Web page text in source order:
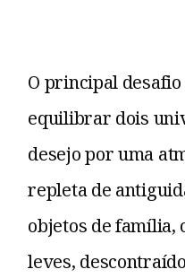
O principal
equilibrar dois
desejo por uma
repleta de
objetos de família,
leves,